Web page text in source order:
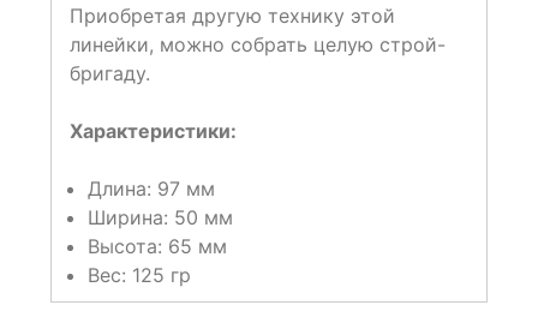
Приобретая другую технику этой
линейки, можно собрать целую строй-
бригаду.
Характеристики:
Длина: 97 мм
Ширина: 50 мм
Высота: 65 мм
Вес: 125 гр